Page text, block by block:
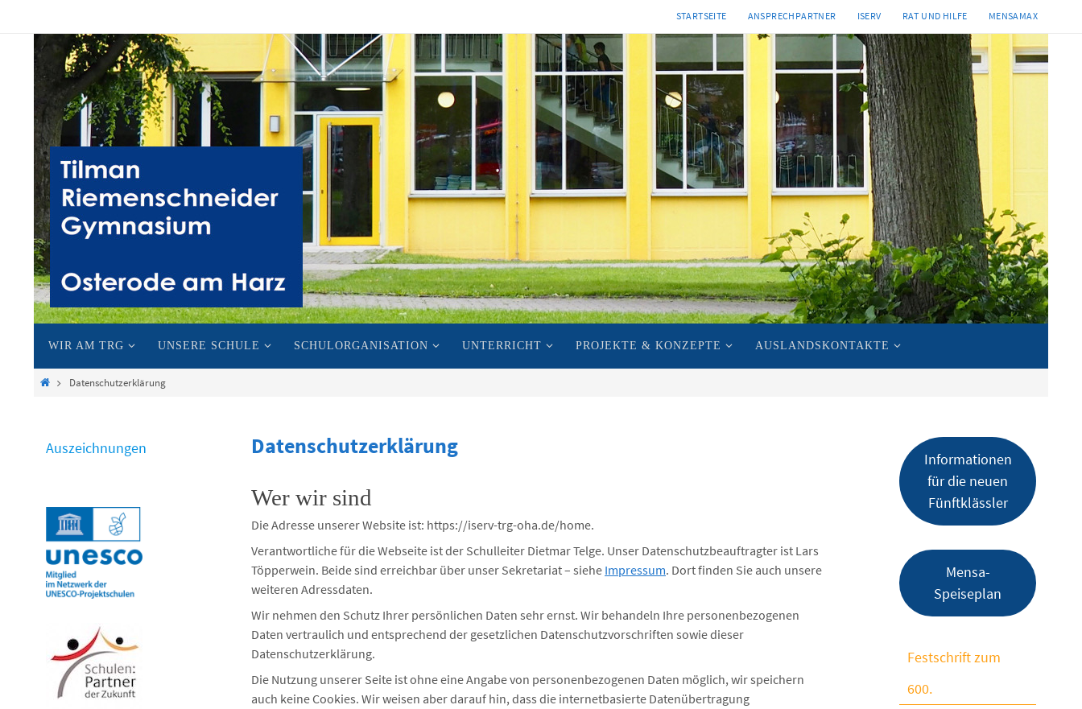
springen
STARTSEITE ANSPRECHPARTNER ISERV RAT UND HILFE MENSAMAX
Inhalt
WIR AM TRG UNSERE SCHULE SCHULORGANISATION UNTERRICHT PROJEKTE & KONZEPTE AUSLANDSKONTAKTE
StartDatenschutzerklärung
Datenschutzerklärung
Wer wir sind
Die Adresse unserer Website ist: https://iserv-trg-oha.de/home.
Verantwortliche für die Webseite ist der Schulleiter Dietmar Telge. Unser Datenschutzbeauftragter ist Lars
Töpperwein. Beide sind erreichbar über unser Sekretariat – siehe Impressum. Dort finden Sie auch unsere
weiteren Adressdaten.
Wir nehmen den Schutz Ihrer persönlichen Daten sehr ernst. Wir behandeln Ihre personenbezogenen
Daten vertraulich und entsprechend der gesetzlichen Datenschutzvorschriften sowie dieser
Datenschutzerklärung.
Die Nutzung unserer Seite ist ohne eine Angabe von personenbezogenen Daten möglich, wir speichern
auch keine Cookies. Wir weisen aber darauf hin, dass die internetbasierte Datenübertragung
Auszeichnungen
Informationen
für die neuen
Fünftklässler
Mensa-
Speiseplan
Festschrift zum
600.